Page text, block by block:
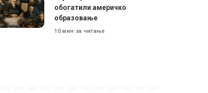
обогатили америчко
образовање
10 мин за читање